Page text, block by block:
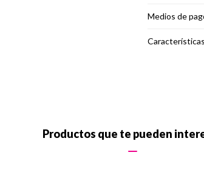
Medios de
Características
Productos que te pueden